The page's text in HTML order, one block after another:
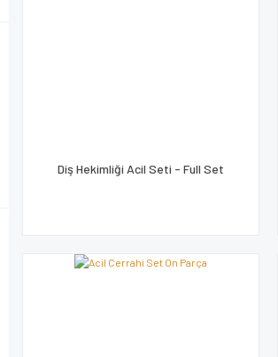
Diş Hekimliği Acil Seti - Full Set